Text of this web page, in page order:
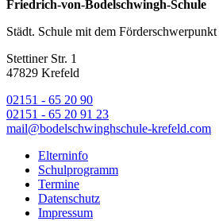
Friedrich-von-Bodelschwingh-Schule
Städt. Schule mit dem
Stettiner Str. 1
47829 Krefeld
02151 - 65 20 90
02151 - 65 20 91 23
mail@bodelschwinghschule-krefeld.com
Elterninfo
Schulprogramm
Termine
Datenschutz
Impressum